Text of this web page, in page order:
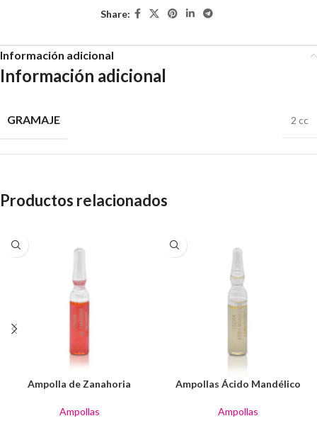
Share:
Información adicional
Información adicional
GRAMAJE 2 cc
Productos relacionados
Ampolla de Zanahoria
Ampollas
Ampollas Ácido Mandélico
Ampollas